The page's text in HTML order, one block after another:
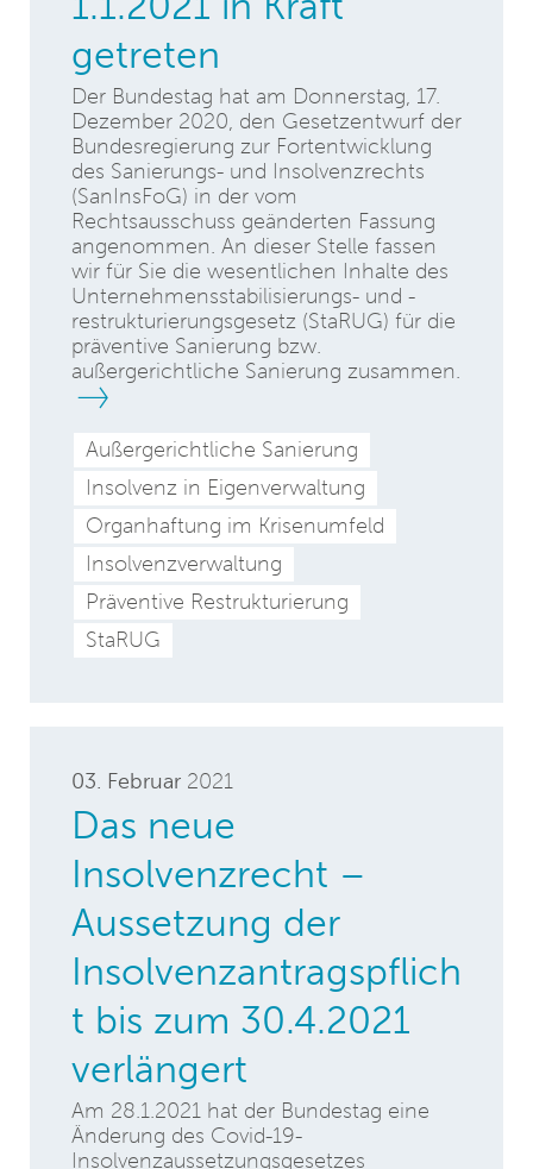
getreten
Der Bundestag hat am Donnerstag, 17.
Dezember 2020, den Gesetzentwurf der
Bundesregierung zur Fortentwicklung
des Sanierungs- und Insolvenzrechts
(SanInsFoG) in der vom
Rechtsausschuss geänderten Fassung
angenommen. An dieser Stelle fassen
wir für Sie die wesentlichen Inhalte des
Unternehmensstabilisierungs- und -
restrukturierungsgesetz (StaRUG) für die
präventive Sanierung bzw.
außergerichtliche Sanierung zusammen.
Außergerichtliche Sanierung
Insolvenz in Eigenverwaltung
Organhaftung im Krisenumfeld
Insolvenzverwaltung
Präventive Restrukturierung
StaRUG
03. Februar 2021
Das neue
Insolvenzrecht –
Aussetzung der
Insolvenzantragspflich
t bis zum 30.4.2021
verlängert
Am 28.1.2021 hat der Bundestag eine
Änderung des Covid-19-
Insolvenzaussetzungsgesetzes